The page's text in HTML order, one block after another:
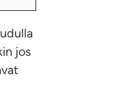
jos